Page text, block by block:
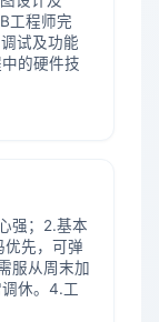
工程师完
试及功能
的硬件技
强；2.基本
先，可弹
服从周末加
休。4.工